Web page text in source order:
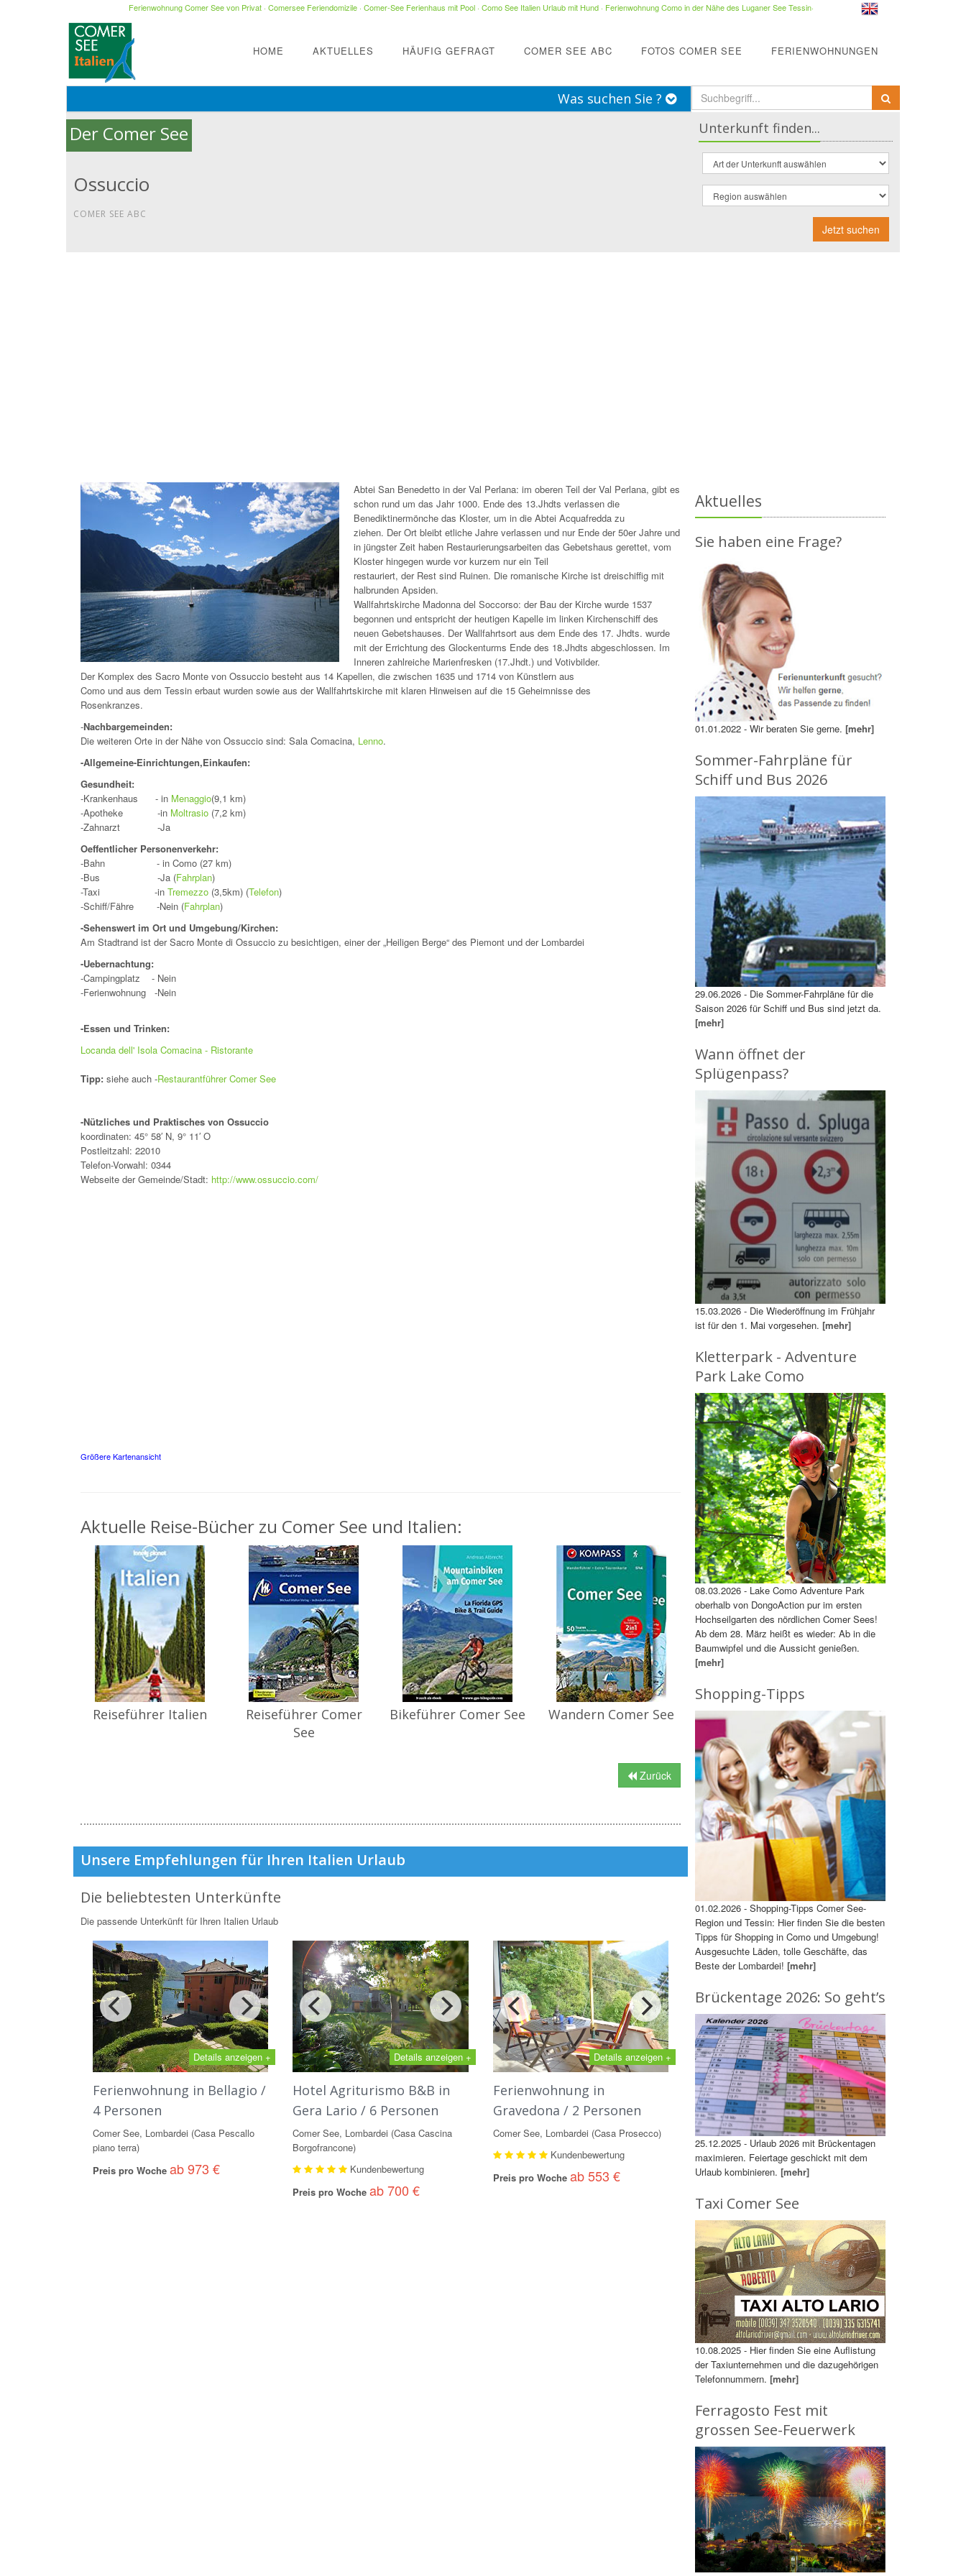
Ferienwohnung Comer See von Privat· Comersee Feriendomizile· Comer-See Ferienhaus mit Pool· Como See Italien Urlaub mit Hund· Ferienwohnung Como in der Nähe des Luganer See Tessin·
HOME AKTUELLES HÄUFIG GEFRAGT COMER SEE ABC FOTOS COMER SEE FERIENWOHNUNGEN
Was suchen Sie ?
Der Comer See
Ossuccio
COMER SEE ABC
Unterkunft finden...
Jetzt suchen
Abtei San Benedetto in der Val Perlana: im oberen Teil der Val Perlana, gibt es
schon rund um das Jahr 1000. Ende des 13.Jhdts verlassen die
Benediktinermönche das Kloster, um in die Abtei Acquafredda zu
ziehen. Der Ort bleibt etliche Jahre verlassen und nur Ende der 50er Jahre und
in jüngster Zeit haben Restaurierungsarbeiten das Gebetshaus gerettet, vom
Kloster hingegen wurde vor kurzem nur ein Teil
restauriert, der Rest sind Ruinen. Die romanische Kirche ist dreischiffig mit
halbrunden Apsiden.
Wallfahrtskirche Madonna del Soccorso: der Bau der Kirche wurde 1537
begonnen und entspricht der heutigen Kapelle im linken Kirchenschiff des
neuen Gebetshauses. Der Wallfahrtsort aus dem Ende des 17. Jhdts. wurde
mit der Errichtung des Glockenturms Ende des 18.Jhdts abgeschlossen. Im
Inneren zahlreiche Marienfresken (17.Jhdt.) und Votivbilder.
Der Komplex des Sacro Monte von Ossuccio besteht aus 14 Kapellen, die zwischen 1635 und 1714 von Künstlern aus
Como und aus dem Tessin erbaut wurden sowie aus der Wallfahrtskirche mit klaren Hinweisen auf die 15 Geheimnisse des
Rosenkranzes.
-Nachbargemeinden:
Die weiteren Orte in der Nähe von Ossuccio sind: Sala Comacina, Lenno.
-Allgemeine-Einrichtungen,Einkaufen:
Gesundheit:
-Krankenhaus - in Menaggio(9,1 km)
-Apotheke -in Moltrasio (7,2 km)
-Zahnarzt -Ja
Oeffentlicher Personenverkehr:
-Bahn
- in Como (27 km)
-Bus
-Ja (Fahrplan)
-Taxi
-in Tremezzo (3,5km) (Telefon)
-Schiff/Fähre
-Nein (Fahrplan)
-Sehenswert im Ort und Umgebung/Kirchen:
Am Stadtrand ist der Sacro Monte di Ossuccio zu besichtigen, einer der „Heiligen Berge“ des Piemont und der Lombardei
-Uebernachtung:
-Campingplatz - Nein
-Ferienwohnung -Nein
-Essen und Trinken:
Locanda dell' Isola Comacina - Ristorante
Tipp: siehe auch -Restaurantführer Comer See
-Nützliches und Praktisches von Ossuccio
koordinaten: 45° 58′ N, 9° 11′ O
Postleitzahl: 22010
Telefon-Vorwahl: 0344
Webseite der Gemeinde/Stadt: http://www.ossuccio.com/
Größere Kartenansicht
Aktuelle Reise-Bücher zu Comer See und Italien:
Reiseführer Italien
Reiseführer Comer
See
Bikeführer Comer See Wandern Comer See
Zurück
Unsere Empfehlungen für Ihren Italien Urlaub
Die beliebtesten Unterkünfte
Die passende Unterkünft für Ihren Italien Urlaub
Details anzeigen +
Ferienwohnung in Bellagio /
4 Personen
Comer See, Lombardei (Casa Pescallo
piano terra)
Preis pro Woche ab 973 €
Details anzeigen +
Hotel Agriturismo B&B in
Gera Lario / 6 Personen
Comer See, Lombardei (Casa Cascina
Borgofrancone)
Kundenbewertung
Preis pro Wocheab 700 €
Details anzeigen +
Ferienwohnung in
Gravedona / 2 Personen
Comer See, Lombardei (Casa Prosecco)
Kundenbewertung
Preis pro Woche ab 553 €
Aktuelles
Sie haben eine Frage?
01.01.2022 - Wir beraten Sie gerne. [mehr]
Sommer-Fahrpläne für
Schiff und Bus 2026
29.06.2026 - Die Sommer-Fahrpläne für die
Saison 2026 für Schiff und Bus sind jetzt da.
[mehr]
Wann öffnet der
Splügenpass?
15.03.2026 - Die Wiederöffnung im Frühjahr
ist für den 1. Mai vorgesehen. [mehr]
Kletterpark - Adventure
Park Lake Como
08.03.2026 - Lake Como Adventure Park
oberhalb von DongoAction pur im ersten
Hochseilgarten des nördlichen Comer Sees!
Ab dem 28. März heißt es wieder: Ab in die
Baumwipfel und die Aussicht genießen.
[mehr]
Shopping-Tipps
01.02.2026 - Shopping-Tipps Comer See-
Region und Tessin: Hier finden Sie die besten
Tipps für Shopping in Como und Umgebung!
Ausgesuchte Läden, tolle Geschäfte, das
Beste der Lombardei! [mehr]
Brückentage 2026: So geht’s
25.12.2025 - Urlaub 2026 mit Brückentagen
maximieren. Feiertage geschickt mit dem
Urlaub kombinieren. [mehr]
Taxi Comer See
10.08.2025 - Hier finden Sie eine Auflistung
der Taxiunternehmen und die dazugehörigen
Telefonnummern. [mehr]
Ferragosto Fest mit
grossen See-Feuerwerk